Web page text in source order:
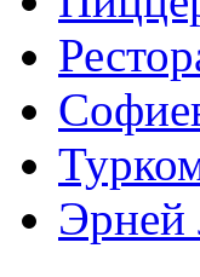
Эрней